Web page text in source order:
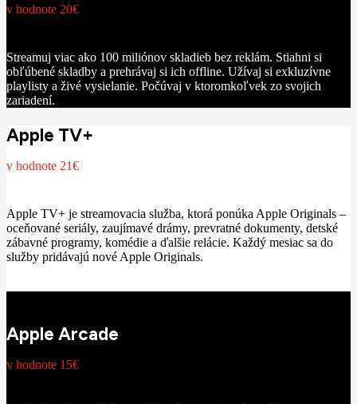
v hodnote 20€
Streamuj viac ako 100 miliónov skladieb bez reklám. Stiahni si
obľúbené skladby a prehrávaj si ich offline. Užívaj si exkluzívne
playlisty a živé vysielanie. Počúvaj v ktoromkoľvek zo svojich
zariadení.
Apple TV+
v hodnote 21€
Apple TV+ je streamovacia služba, ktorá ponúka Apple Originals –
oceňované seriály, zaujímavé drámy, prevratné dokumenty, detské
zábavné programy, komédie a ďalšie relácie. Každý mesiac sa do
služby pridávajú nové Apple Originals.
Apple Arcade
v hodnote 15€